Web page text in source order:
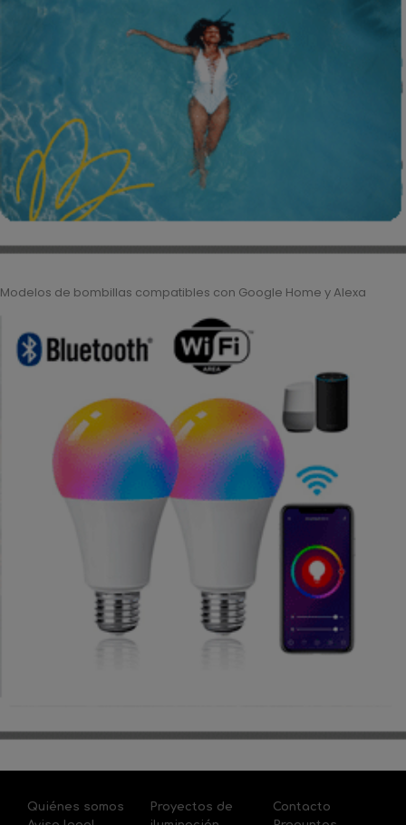
Modelos de bombillas compatibles con Google Home y Alexa
Quiénes somos
Proyectos de
Contacto